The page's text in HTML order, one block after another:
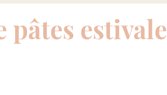
pâtes estivale